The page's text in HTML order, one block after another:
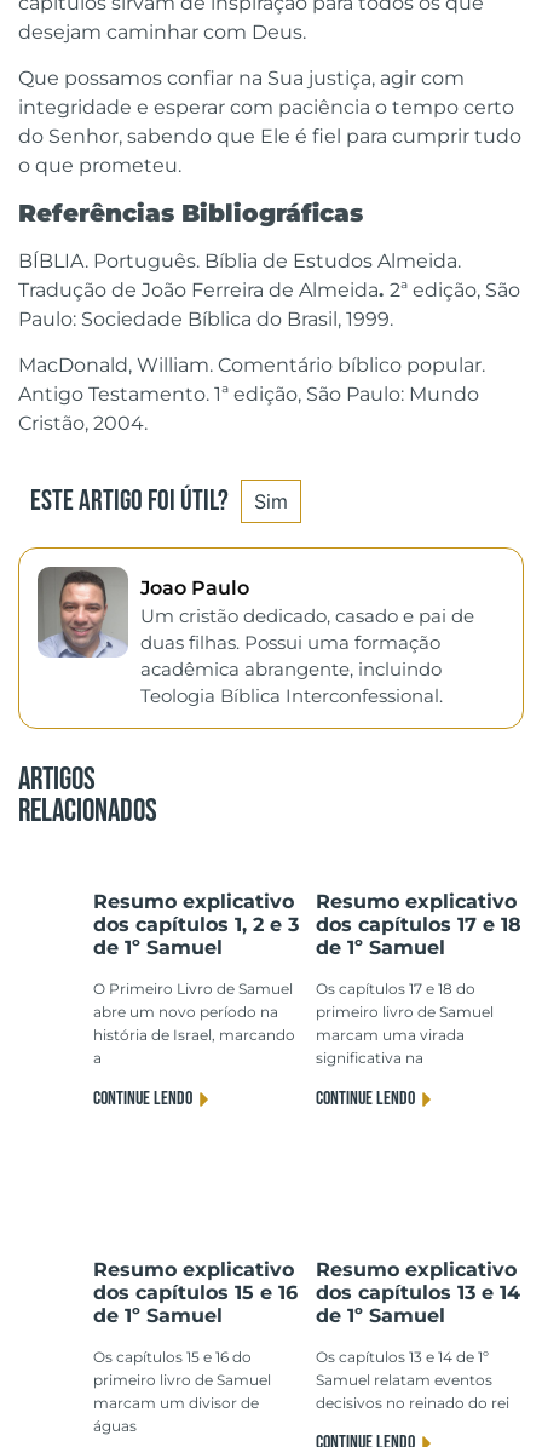
desejam caminhar com Deus.
Que possamos confiar na Sua justiça, agir com
integridade e esperar com paciência o tempo certo
do Senhor, sabendo que Ele é fiel para cumprir tudo
o que prometeu.
Referências Bibliográficas
BÍBLIA. Português. Bíblia de Estudos Almeida.
Tradução de João Ferreira de Almeida. 2ª edição, São
Paulo: Sociedade Bíblica do Brasil, 1999.
MacDonald, William. Comentário bíblico popular.
Antigo Testamento. 1ª edição, São Paulo: Mundo
Cristão, 2004.
Este artigo foi útil? Sim
Joao Paulo
Um cristão dedicado, casado e pai de
duas filhas. Possui uma formação
acadêmica abrangente, incluindo
Teologia Bíblica Interconfessional.
Artigos
Relacionados
Resumo explicativo
dos capítulos 1, 2 e 3
de 1º Samuel
O Primeiro Livro de Samuel
abre um novo período na
história de Israel, marcando
a
CONTINUE LENDO
Resumo explicativo
dos capítulos 17 e 18
de 1º Samuel
Os capítulos 17 e 18 do
primeiro livro de Samuel
marcam uma virada
significativa na
CONTINUE LENDO
Resumo explicativo
dos capítulos 15 e 16
de 1º Samuel
Os capítulos 15 e 16 do
primeiro livro de Samuel
marcam um divisor de
águas
Resumo explicativo
dos capítulos 13 e 14
de 1º Samuel
Os capítulos 13 e 14 de 1º
Samuel relatam eventos
decisivos no reinado do rei